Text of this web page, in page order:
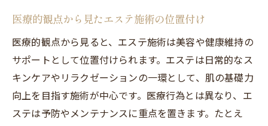
医療的観点から見たエステ施術の位置付け
医療的観点から見ると、エステ施術は美容や健康維持の
サポートとして位置付けられます。エステは日常的なス
キンケアやリラクゼーションの一環として、肌の基礎力
向上を目指す施術が中心です。医療行為とは異なり、エ
ステは予防やメンテナンスに重点を置きます。たとえ